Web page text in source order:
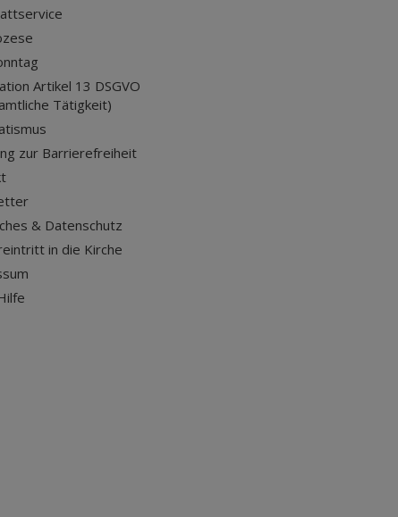
Artikel 13 DSGVO
Tätigkeit)
zur Barrierefreiheit
& Datenschutz
in die Kirche